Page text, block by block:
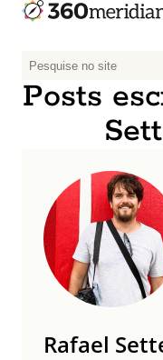
P
e
s
Posts
Rafael